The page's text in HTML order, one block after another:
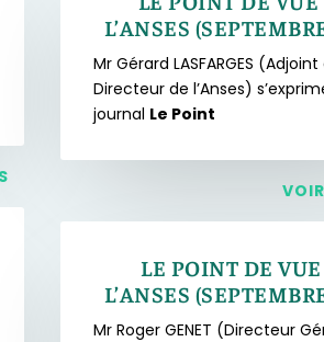
L’ANSES
Mr Gérard LASFARGES (Adjoint
Directeur de l’Anses)
journal Le Point
LE POINT DE
L’ANSES
Mr Roger GENET (Directeur